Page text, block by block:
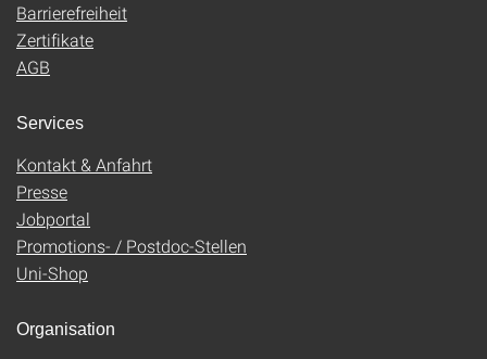
Barrierefreiheit
Zertifikate
AGB
Services
Kontakt & Anfahrt
Presse
Jobportal
Promotions- / Postdoc-Stellen
Uni-Shop
Organisation